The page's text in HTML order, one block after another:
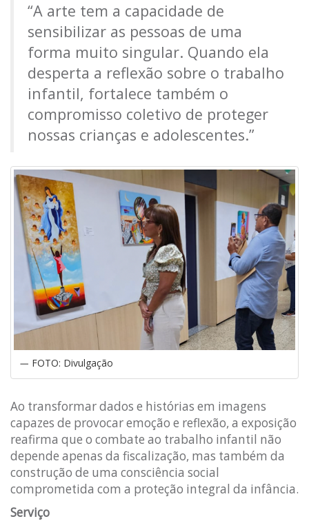
“A arte tem a capacidade de
sensibilizar as pessoas de uma
forma muito singular. Quando ela
desperta a reflexão sobre o trabalho
infantil, fortalece também o
compromisso coletivo de proteger
nossas crianças e adolescentes.”
FOTO: Divulgação
Ao transformar dados e histórias em imagens
capazes de provocar emoção e reflexão, a exposição
reafirma que o combate ao trabalho infantil não
depende apenas da fiscalização, mas também da
construção de uma consciência social
comprometida com a proteção integral da infância.
Serviço